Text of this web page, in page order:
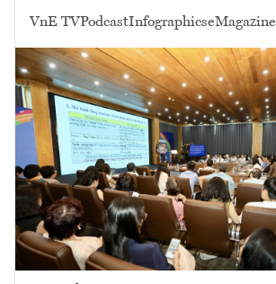
VnE TVPodcastInfographicseMagazine